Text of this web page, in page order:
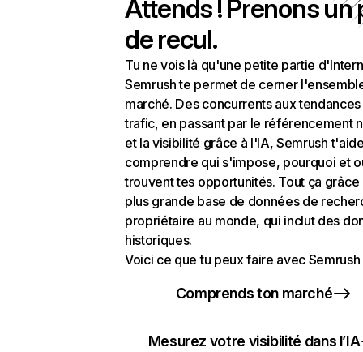
Attends ! Prenons un
de recul.
Tu ne vois là qu'une petite partie
Semrush te permet de cerner
marché. Des concurrents aux
trafic, en passant par le référencement
et la visibilité grâce à l'IA, Semrush
comprendre qui s'impose, pourquoi et
trouvent tes opportunités. Tout ça grâce
plus grande base de données de
propriétaire au monde, qui inclut des
historiques.
Voici ce que tu peux faire avec Semrush
Comprends ton marché
Mesurez votre visibilité dans l’IA